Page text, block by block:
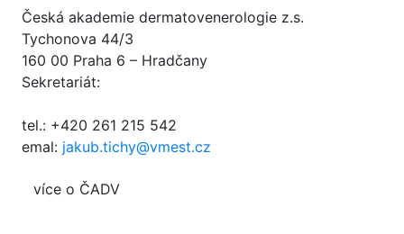
Česká akademie dermatovenerologie z.s.
Tychonova 44/3
160 00 Praha 6 – Hradčany
Sekretariát:
tel.: +420 261 215 542
emal: jakub.tichy@vmest.cz
více o ČADV